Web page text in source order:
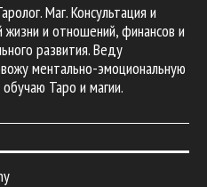
Маг. Консультация и
и отношений, финансов и
развития. Веду
ментально-эмоциональную
Таро и магии.